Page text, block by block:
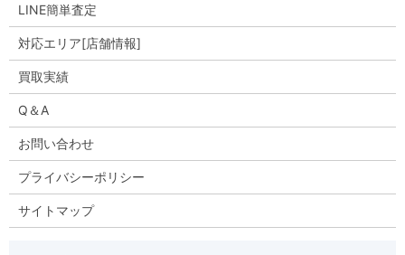
LINE簡単査定
対応エリア[店舗情報]
買取実績
Q＆A
お問い合わせ
プライバシーポリシー
サイトマップ